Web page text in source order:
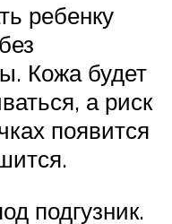
ребенку
Кожа будет
а риск
появится
подгузник.